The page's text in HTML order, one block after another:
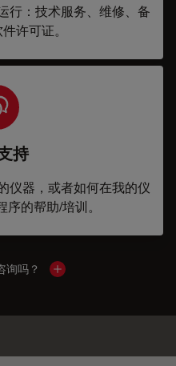
行：技术服务、维修、备
许可证。
持
仪器，或者如何在我的仪
的帮助/培训。
询吗？ Show local contacts